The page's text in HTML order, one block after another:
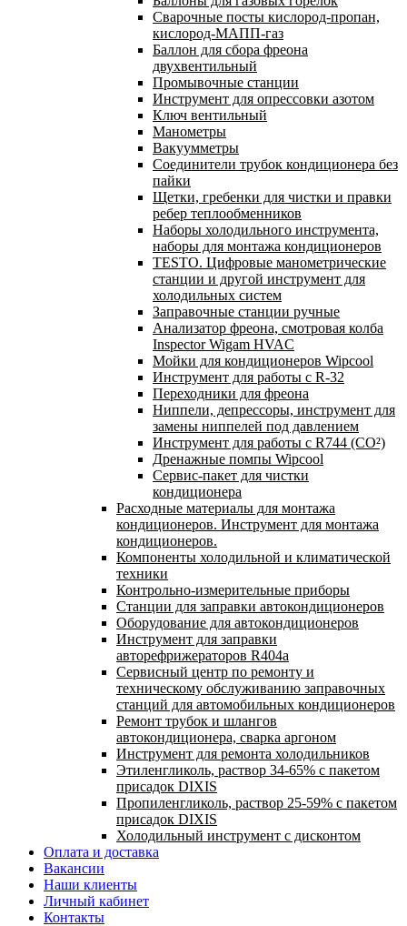
Сварочные посты кислород-пропан,
кислород-МАПП-газ
Баллон для сбора фреона
двухвентильный
Промывочные станции
Инструмент для опрессовки азотом
Ключ вентильный
Манометры
Вакуумметры
Соединители трубок кондиционера без
пайки
Щетки, гребенки для чистки и правки
ребер теплообменников
Наборы холодильного инструмента,
наборы для монтажа кондиционеров
TESTO. Цифровые манометрические
станции и другой инструмент для
холодильных систем
Заправочные станции ручные
Анализатор фреона, смотровая колба
Inspector Wigam HVAC
Мойки для кондиционеров Wipcool
Инструмент для работы с R-32
Переходники для фреона
Ниппели, депрессоры, инструмент для
замены ниппелей под давлением
Инструмент для работы с R744 (CO²)
Дренажные помпы Wipcool
Сервис-пакет для чистки
кондиционера
Расходные материалы для монтажа
кондиционеров. Инструмент для монтажа
кондиционеров.
Компоненты холодильной и климатической
техники
Контрольно-измерительные приборы
Станции для заправки автокондиционеров
Оборудование для автокондиционеров
Инструмент для заправки
авторефрижераторов R404a
Сервисный центр по ремонту и
техническому обслуживанию заправочных
станций для автомобильных кондиционеров
Ремонт трубок и шлангов
автокондиционера, сварка аргоном
Инструмент для ремонта холодильников
Этиленгликоль, раствор 34-65% с пакетом
присадок DIXIS
Пропиленгликоль, раствор 25-59% с пакетом
присадок DIXIS
Холодильный инструмент с дисконтом
Оплата и доставка
Вакансии
Наши клиенты
Личный кабинет
Контакты